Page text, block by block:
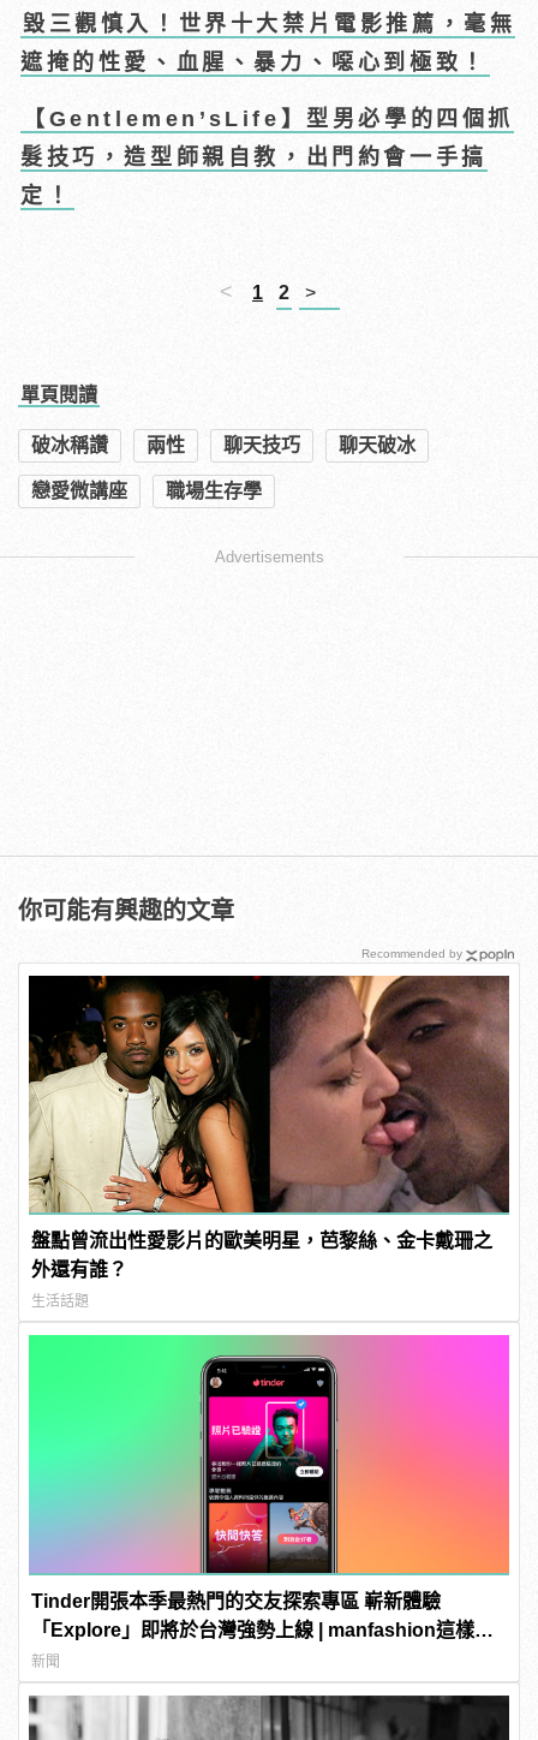
毀三觀慎入！世界十大禁片電影推薦，毫無
遮掩的性愛、血腥、暴力、噁心到極致！
【Gentlemen’sLife】型男必學的四個抓
髮技巧，造型師親自教，出門約會一手搞
定！
< 1 2 >
單頁閱讀
破冰稱讚 兩性 聊天技巧 聊天破冰
戀愛微講座 職場生存學
Advertisements
你可能有興趣的文章
盤點曾流出性愛影片的歐美明星，芭黎絲、金卡戴珊之
外還有誰？
生活話題
Tinder開張本季最熱門的交友探索專區 嶄新體驗
「Explore」即將於台灣強勢上線 | manfashion這樣變
型男
新聞
Recommended by